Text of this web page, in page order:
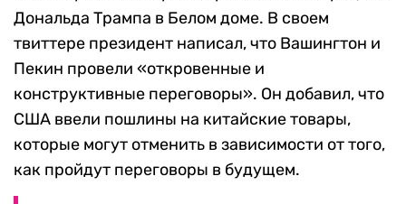
Дональда Трампа в Белом доме. В своем
твиттере президент написал, что Вашингтон и
Пекин провели «откровенные и
конструктивные переговоры». Он добавил, что
США ввели пошлины на китайские товары,
которые могут отменить в зависимости от того,
как пройдут переговоры в будущем.